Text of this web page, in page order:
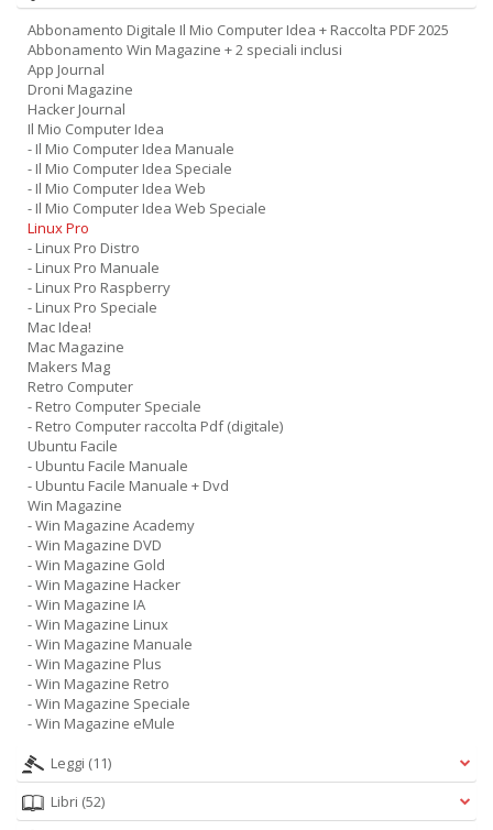
Abbonamento Digitale Il Mio Computer Idea + Raccolta PDF 2025
Abbonamento Win Magazine + 2 speciali inclusi
App Journal
Droni Magazine
Hacker Journal
Il Mio Computer Idea
- Il Mio Computer Idea Manuale
- Il Mio Computer Idea Speciale
- Il Mio Computer Idea Web
- Il Mio Computer Idea Web Speciale
Linux Pro
- Linux Pro Distro
- Linux Pro Manuale
- Linux Pro Raspberry
- Linux Pro Speciale
Mac Idea!
Mac Magazine
Makers Mag
Retro Computer
- Retro Computer Speciale
- Retro Computer raccolta Pdf (digitale)
Ubuntu Facile
- Ubuntu Facile Manuale
- Ubuntu Facile Manuale + Dvd
Win Magazine
- Win Magazine Academy
- Win Magazine DVD
- Win Magazine Gold
- Win Magazine Hacker
- Win Magazine IA
- Win Magazine Linux
- Win Magazine Manuale
- Win Magazine Plus
- Win Magazine Retro
- Win Magazine Speciale
- Win Magazine eMule
Leggi (11)
Libri (52)